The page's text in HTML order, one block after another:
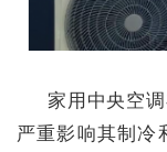
家用中央空
严重影响其制冷